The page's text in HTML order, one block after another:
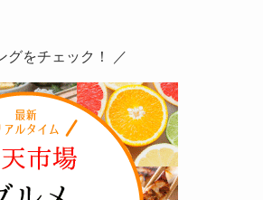
グをチェック！ ／